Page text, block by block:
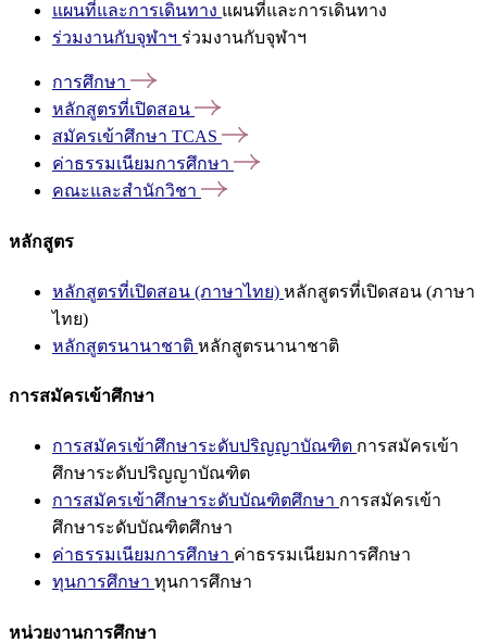
แผนที่และการเดินทาง แผนที่และการเดินทาง
ร่วมงานกับจุฬาฯ ร่วมงานกับจุฬาฯ
การศึกษา
หลักสูตรที่เปิดสอน
สมัครเข้าศึกษา TCAS
ค่าธรรมเนียมการศึกษา
คณะและสำนักวิชา
หลักสูตร
หลักสูตรที่เปิดสอน (ภาษาไทย) หลักสูตรที่เปิดสอน (ภาษา
ไทย)
หลักสูตรนานาชาติ หลักสูตรนานาชาติ
การสมัครเข้าศึกษา
การสมัครเข้าศึกษาระดับปริญญาบัณฑิต การสมัครเข้า
ศึกษาระดับปริญญาบัณฑิต
การสมัครเข้าศึกษาระดับบัณฑิตศึกษา การสมัครเข้า
ศึกษาระดับบัณฑิตศึกษา
ค่าธรรมเนียมการศึกษา ค่าธรรมเนียมการศึกษา
ทุนการศึกษา ทุนการศึกษา
หน่วยงานการศึกษา